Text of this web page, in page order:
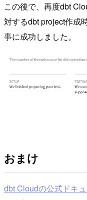
この後で、再度dbt
対するdbt project作成
事に成功しました。
おまけ
dbt Cloudの公式ドキ